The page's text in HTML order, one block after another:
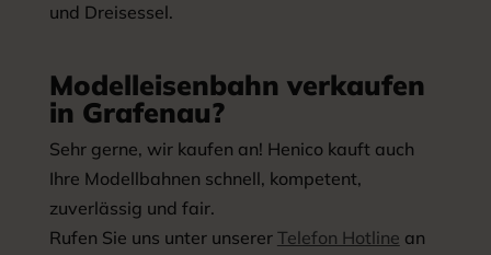
und Dreisessel.
Modelleisenbahn verkaufen
in Grafenau?
Sehr gerne, wir kaufen an! Henico kauft auch
Ihre Modellbahnen schnell, kompetent,
zuverlässig und fair.
Rufen Sie uns unter unserer Telefon Hotline an